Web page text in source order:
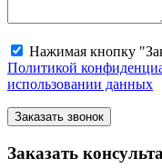
Нажимая кнопку
Политикой
использовании данных
Заказать звонок
Заказать